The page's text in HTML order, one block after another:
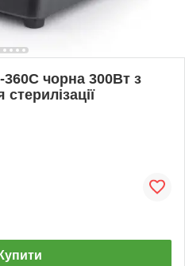
чорна 300Вт з
Купити